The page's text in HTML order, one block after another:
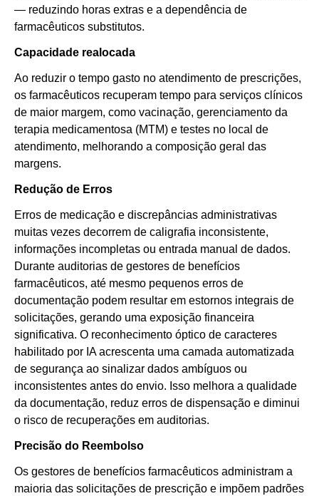
— reduzindo horas extras e a dependência de
farmacêuticos substitutos.
Capacidade realocada
Ao reduzir o tempo gasto no atendimento de prescrições,
os farmacêuticos recuperam tempo para serviços clínicos
de maior margem, como vacinação, gerenciamento da
terapia medicamentosa (MTM) e testes no local de
atendimento, melhorando a composição geral das
margens.
Redução de Erros
Erros de medicação e discrepâncias administrativas
muitas vezes decorrem de caligrafia inconsistente,
informações incompletas ou entrada manual de dados.
Durante auditorias de gestores de benefícios
farmacêuticos, até mesmo pequenos erros de
documentação podem resultar em estornos integrais de
solicitações, gerando uma exposição financeira
significativa. O reconhecimento óptico de caracteres
habilitado por IA acrescenta uma camada automatizada
de segurança ao sinalizar dados ambíguos ou
inconsistentes antes do envio. Isso melhora a qualidade
da documentação, reduz erros de dispensação e diminui
o risco de recuperações em auditorias.
Precisão do Reembolso
Os gestores de benefícios farmacêuticos administram a
maioria das solicitações de prescrição e impõem padrões